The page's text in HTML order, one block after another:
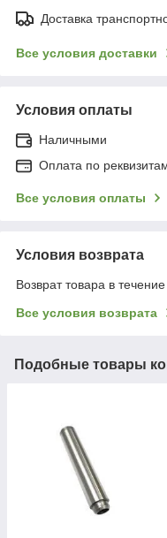
Доставка
Все условия доставки
Условия оплаты
Наличными
Оплата по
Все условия оплаты
Условия возврата
Возврат товара в
Все условия возврата
Подобные товары